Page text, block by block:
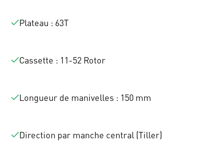
Plateau : 63T
Cassette : 11-52 Rotor
Longueur de manivelles : 150 mm
Direction par manche central (Tiller)